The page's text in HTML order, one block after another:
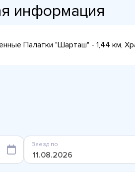
информация
Палатки "Шарташ" - 1,44 км,
Заезд по